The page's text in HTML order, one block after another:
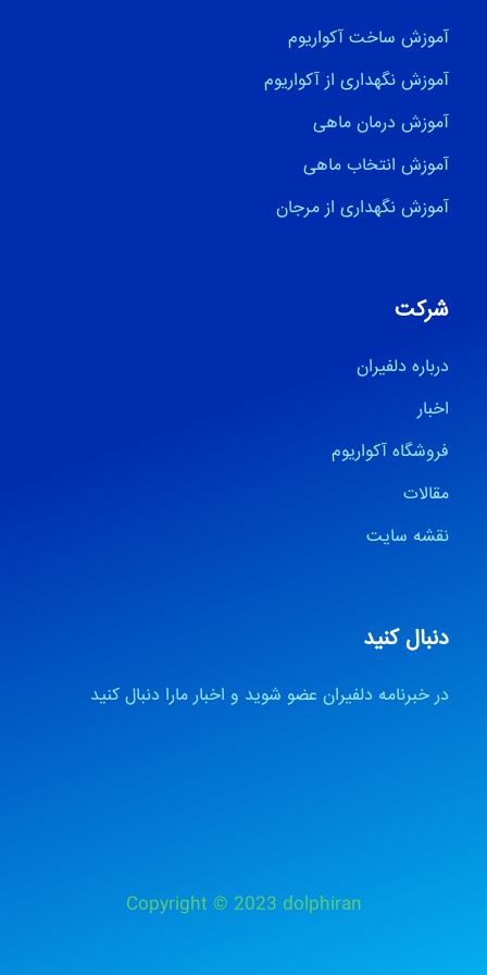
آموزش ساخت آکواریوم
آموزش نگهداری از آکواریوم
آموزش درمان ماهی
آموزش انتخاب ماهی
آموزش نگهداری از مرجان
شرکت
درباره دلفیران
اخبار
فروشگاه آکواریوم
مقالات
نقشه سایت
دنبال کنید
در خبرنامه دلفیران عضو شوید و اخبار مارا دنبال کنید
Copyright © 2023 dolphiran